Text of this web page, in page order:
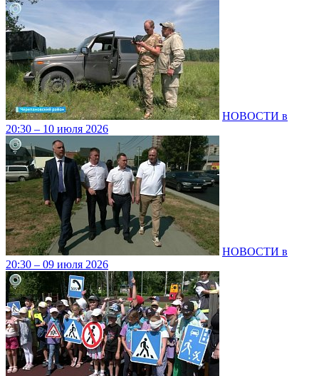
НОВОСТИ в
20:30 – 10 июля 2026
НОВОСТИ в
20:30 – 09 июля 2026